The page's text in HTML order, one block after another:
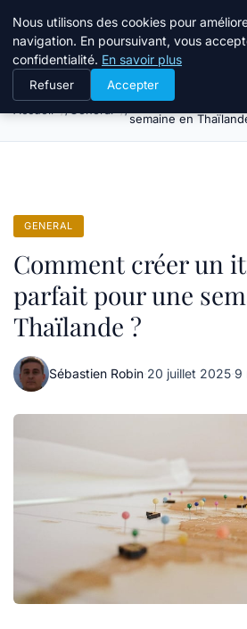
Tourisme Landes
Comment créer un
semaine en
GENERAL
Comment créer un
parfait pour une
Thaïlande ?
Sébastien Robin·20 juillet 2025·9
Nous utilisons des cookies pour
navigation. En poursuivant, vous
confidentialité. En savoir plus
Refuser Accepter